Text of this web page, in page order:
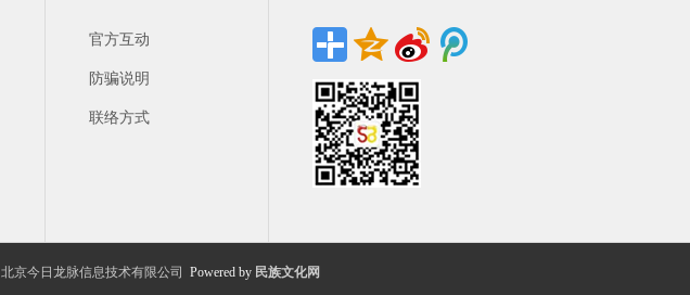
官方互动
防骗说明
联络方式
北京今日龙脉信息技术有限公司 Powered by 民族文化网